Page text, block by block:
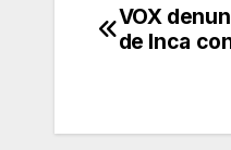
c
e
o
itt
er
VOX
de Inca